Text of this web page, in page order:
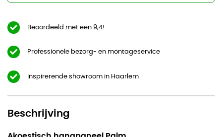
Beoordeeld met een 9,4!
Professionele bezorg- en montageservice
Inspirerende showroom in Haarlem
Beschrijving